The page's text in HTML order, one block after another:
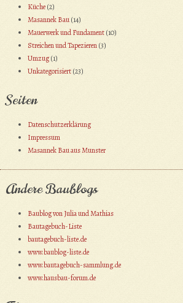
Küche(2)
Masannek Bau(14)
Mauerwerk und Fundament(10)
Streichen und Tapezieren(3)
Umzug(1)
Unkategorisiert(23)
Seiten
Datenschutzerklärung
Impressum
Masannek Bau aus Munster
Andere Baublogs
Baublog von Julia und Mathias
Bautagebuch-Liste
bautagebuch-liste.de
www.baublog-liste.de
www.bautagebuch-sammlung.de
www.hausbau-forum.de